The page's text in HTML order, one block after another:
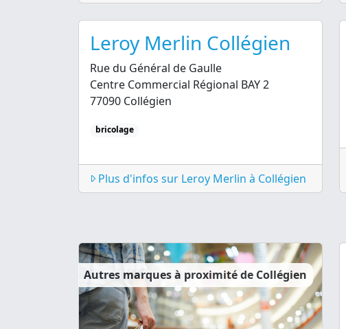
Leroy Merlin Collégien
Rue du Général de Gaulle
Centre Commercial Régional BAY 2
77090 Collégien
bricolage
Plus d'infos sur Leroy Merlin à Collégien
Autres marques à proximité de Collégien